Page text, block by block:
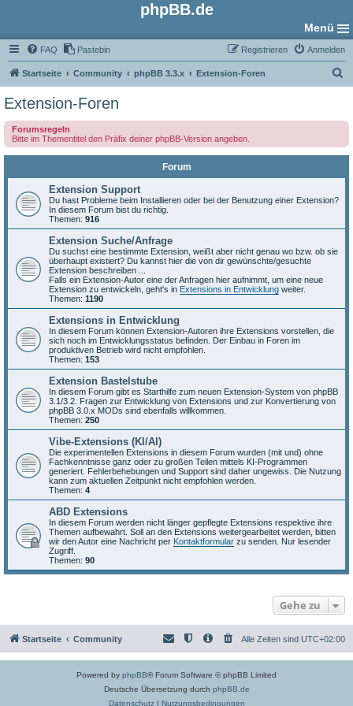
phpBB.de
Menü
FAQ Pastebin Anmelden
Registrieren
Startseite Community phpBB 3.3.x Extension-Foren
e
Extension-Foren
Forumsregeln
Bitte im Thementitel den Präfix deiner phpBB-Version angeben.
Forum
Extension Support
Du hast Probleme beim Installieren oder bei der Benutzung einer Extension?
In diesem Forum bist du richtig.
Themen: 916
Extension Suche/Anfrage
Du suchst eine bestimmte Extension, weißt aber nicht genau wo bzw. ob sie
überhaupt existiert? Du kannst hier die von dir gewünschte/gesuchte
Extension beschreiben ...
Falls ein Extension-Autor eine der Anfragen hier aufnimmt, um eine neue
Extension zu entwickeln, geht's in Extensions in Entwicklung weiter.
Themen: 1190
Extensions in Entwicklung
In diesem Forum können Extension-Autoren ihre Extensions vorstellen, die
sich noch im Entwicklungsstatus befinden. Der Einbau in Foren im
produktiven Betrieb wird nicht empfohlen.
Themen: 153
Extension Bastelstube
In diesem Forum gibt es Starthilfe zum neuen Extension-System von phpBB
3.1/3.2. Fragen zur Entwicklung von Extensions und zur Konvertierung von
phpBB 3.0.x MODs sind ebenfalls willkommen.
Themen: 250
Vibe-Extensions (KI/AI)
Die experimentellen Extensions in diesem Forum wurden (mit und) ohne
Fachkenntnisse ganz oder zu großen Teilen mittels KI-Programmen
generiert. Fehlerbehebungen und Support sind daher ungewiss. Die Nutzung
kann zum aktuellen Zeitpunkt nicht empfohlen werden.
Themen: 4
ABD Extensions
In diesem Forum werden nicht länger gepflegte Extensions respektive ihre
Themen aufbewahrt. Soll an den Extensions weitergearbeitet werden, bitten
wir den Autor eine Nachricht per Kontaktformular zu senden. Nur lesender
Zugriff.
Themen: 90
Gehe zu
Startseite Community Alle Zeiten sind UTC+02:00
Powered by phpBB® Forum Software © phpBB Limited
Deutsche Übersetzung durch phpBB.de
Datenschutz| Nutzungsbedingungen